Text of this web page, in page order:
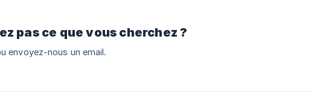
pas ce que vous cherchez ?
envoyez-nous un email.